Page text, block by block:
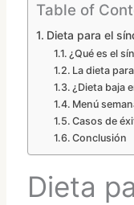
Table of
Dieta para el
¿Qué es el
La dieta
¿Dieta baja
Menú
Casos de
Conclusión
Dieta